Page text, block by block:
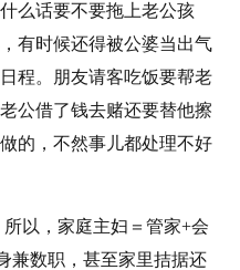
么话要不要拖上老公孩
有时候还得被公婆当出气
程。朋友请客吃饭要帮老
公借了钱去赌还要替他擦
的，不然事儿都处理不好
以，家庭主妇＝管家+会
兼数职，甚至家里拮据还